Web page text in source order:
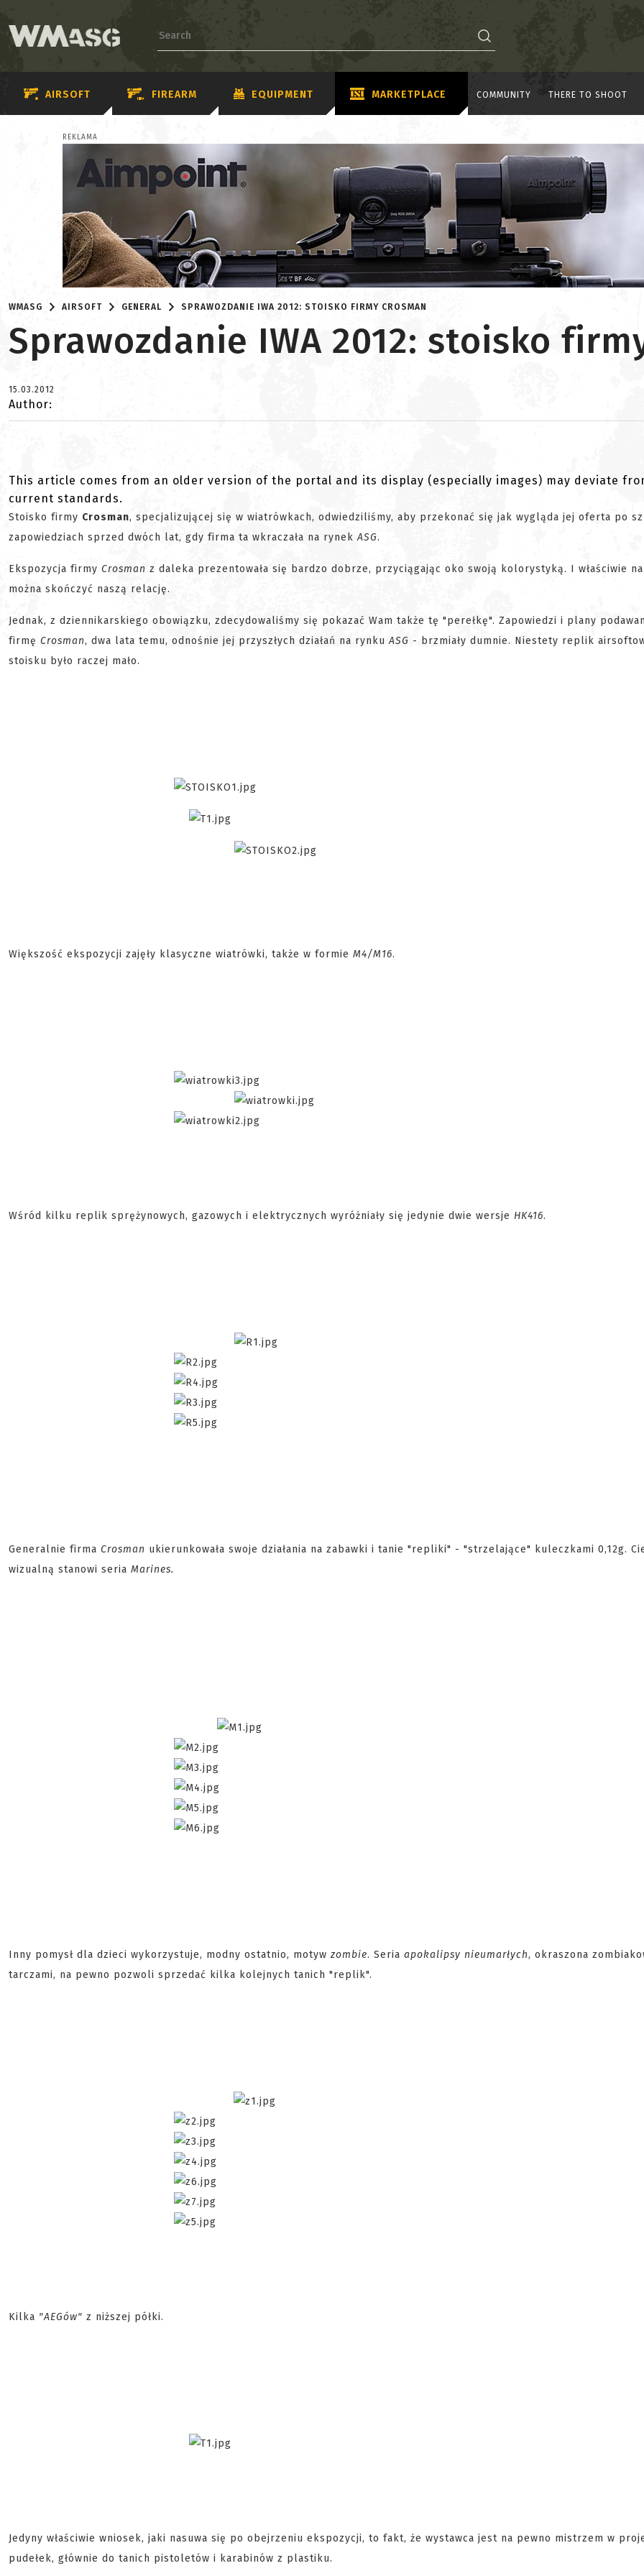
AIRSOFT FIREARM EQUIPMENT MARKETPLACE COMMUNITY THERE TO SHOOT
REKLAMA
WMASG AIRSOFT GENERAL SPRAWOZDANIE IWA 2012: STOISKO FIRMY CROSMAN
Sprawozdanie IWA 2012: stoisko
15.03.2012
Author:
This article comes from an older version of the portal and its display (especially images) may deviate
current standards.
Stoisko firmy Crosman, specjalizującej się w wiatrówkach, odwiedziliśmy, aby przekonać się jak wygląda jej oferta po
zapowiedziach sprzed dwóch lat, gdy firma ta wkraczała na rynekASG.
Ekspozycja firmy Crosman z daleka prezentowała się bardzo dobrze, przyciągając oko swoją kolorystyką. I właściwie
można skończyć naszą relację.
Jednak, z dziennikarskiego obowiązku, zdecydowaliśmy się pokazać Wam także tę "perełkę". Zapowiedzi i plany
firmę Crosman, dwa lata temu, odnośnie jej przyszłych działań na rynkuASG - brzmiały dumnie. Niestety replik
stoisku było raczej mało.
Większość ekspozycji zajęły klasyczne wiatrówki, także w formie M4/M16.
Wśród kilku replik sprężynowych, gazowych i elektrycznych wyróżniały się jedynie dwie wersje HK416.
Generalnie firma Crosman ukierunkowała swoje działania na zabawki i tanie "repliki" - "strzelające" kuleczkami 0,12g.
wizualną stanowi seria Marines.
Inny pomysł dla dzieci wykorzystuje, modny ostatnio, motywzombie. Seria apokalipsy nieumarłych, okraszona
tarczami, na pewno pozwoli sprzedać kilka kolejnych tanich "replik".
Kilka "AEGów" z niższej półki.
Jedyny właściwie wniosek, jaki nasuwa się po obejrzeniu ekspozycji, to fakt, że wystawca jest na pewno mistrzem w
pudełek, głównie do tanich pistoletów i karabinów z plastiku.